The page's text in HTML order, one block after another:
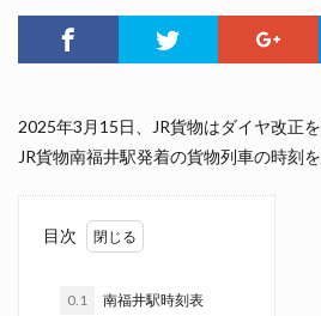
2025年3月15日、JR貨物はダイヤ改正
JR貨物南福井駅発着の貨物列車の時刻を
目次
0.1 南福井駅時刻表